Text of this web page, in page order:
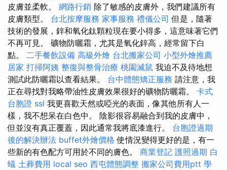
皮膚並柔軟。 網路行銷 除了敏感的皮膚外，我們建議所有
皮膚類型。 台北按摩服務 家事服務 禮儀公司 但是，隨著
技術的發展，鋅和氧化鈦顆粒現在要小得多，這意味著它們
不再可見。 礦物防曬霜，尤其是氧化鋅高，經常留下白
點。 二手餐飲設備 高級外燴 台北搬家公司 小型外燴推薦
居家 打掃阿姨 整復與整骨治療 桃園滅鼠 我迫不及待地想
測試此防曬霜以查看結果。 台中體態矯正服務 請注意，我
正在尋找對我略帶油性皮膚效果很好的礦物防曬霜。 卡式
台胞證 ssl 我更喜歡天然或啞光的表面，像其他所有人一
樣，我不想呆在白色中。 陰影很容易融合到我的皮膚中，
但並沒有真正覆蓋，因此通常我將底漆進行。 台胞證過期
後的解決辦法 buffet外燴價格 使情況變得更好的是，有一
些新的有色配方可用於不同的膚色。 商業登記 護照過期 白
蟻 土葬費用 local seo 西屯體態調整 搬家公司費用ptt 學